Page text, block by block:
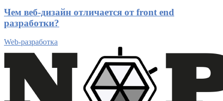
Чем веб-дизайн отличается от front end
разработки?
Web-разработка